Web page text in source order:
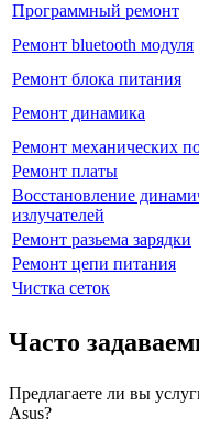
Программный ремонт
Ремонт bluetooth модуля
Ремонт блока питания
Ремонт динамика
Ремонт механических
Ремонт платы
Восстановление
излучателей
Ремонт разьема зарядки
Ремонт цепи питания
Чистка сеток
Часто
Предлагаете ли вы
Asus?